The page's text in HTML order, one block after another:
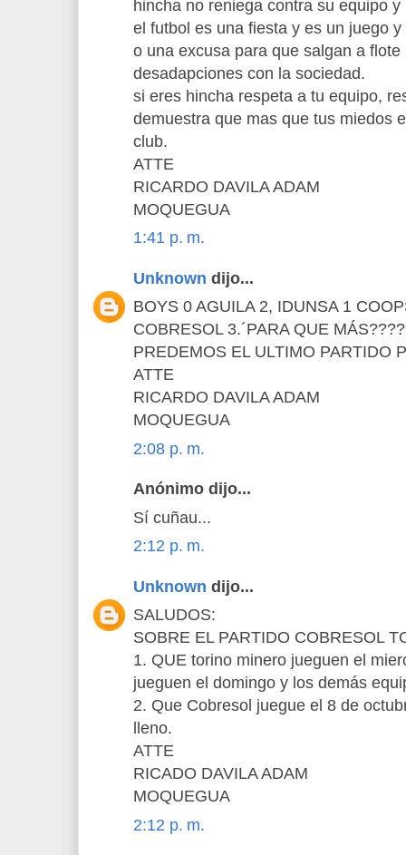
hincha no reniega contra su equipo
el futbol es una fiesta y es un juego
o una excusa para que salgan a
desadapciones con la sociedad.
si eres hincha respeta a tu equipo,
demuestra que mas que tus miedos
club.
ATTE
RICARDO DAVILA ADAM
MOQUEGUA
1:41 p. m.
Unknown dijo...
BOYS 0 AGUILA 2, IDUNSA 1
COBRESOL 3.´PARA QUE
PREDEMOS EL ULTIMO PARTIDO
ATTE
RICARDO DAVILA ADAM
MOQUEGUA
2:08 p. m.
Anónimo dijo...
Sí cuñau...
2:12 p. m.
Unknown dijo...
SALUDOS:
SOBRE EL PARTIDO COBRESOL
1. QUE torino minero jueguen el
jueguen el domingo y los demás
2. Que Cobresol juegue el 8 de
lleno.
ATTE
RICADO DAVILA ADAM
MOQUEGUA
2:12 p. m.